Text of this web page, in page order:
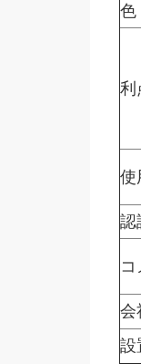
色
利
使
認
会
設